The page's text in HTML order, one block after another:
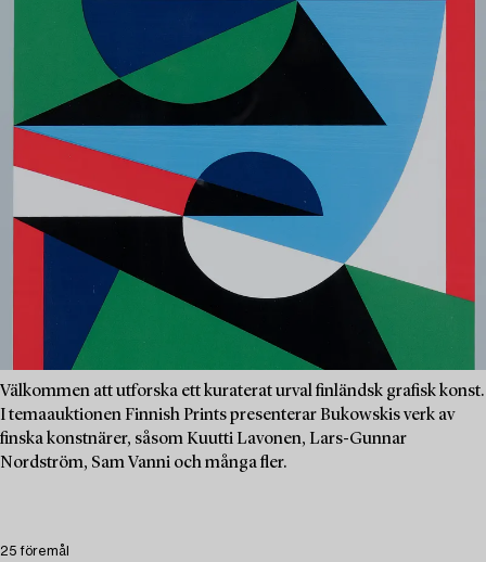
Välkommen att utforska ett kuraterat urval finländsk grafisk konst.
I temaauktionen Finnish Prints presenterar Bukowskis verk av
finska konstnärer, såsom Kuutti Lavonen, Lars-Gunnar
Nordström, Sam Vanni och många fler.
25 föremål